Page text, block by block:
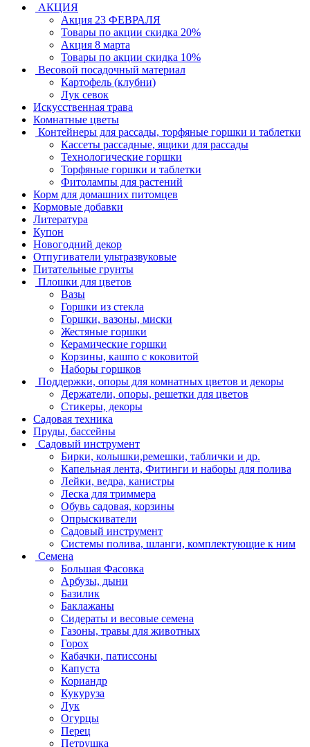
АКЦИЯ
Акция 23 ФЕВРАЛЯ
Товары по акции скидка 20%
Акция 8 марта
Товары по акции скидка 10%
Весовой посадочный материал
Картофель (клубни)
Лук севок
Искусственная трава
Комнатные цветы
Контейнеры для рассады, торфяные горшки и таблетки
Кассеты рассадные, ящики для рассады
Технологические горшки
Торфяные горшки и таблетки
Фитолампы для растений
Корм для домашних питомцев
Кормовые добавки
Литература
Купон
Новогодний декор
Отпугиватели ультразвуковые
Питательные грунты
Плошки для цветов
Вазы
Горшки из стекла
Горшки, вазоны, миски
Жестяные горшки
Керамические горшки
Корзины, кашпо с коковитой
Наборы горшков
Поддержки, опоры для комнатных цветов и декоры
Держатели, опоры, решетки для цветов
Стикеры, декоры
Садовая техника
Пруды, бассейны
Садовый инструмент
Бирки, колышки,ремешки, таблички и др.
Капельная лента, Фитинги и наборы для полива
Лейки, ведра, канистры
Леска для триммера
Обувь садовая, корзины
Опрыскиватели
Садовый инструмент
Системы полива, шланги, комплектующие к ним
Семена
Большая Фасовка
Арбузы, дыни
Базилик
Баклажаны
Сидераты и весовые семена
Газоны, травы для животных
Горох
Кабачки, патиссоны
Капуста
Кориандр
Кукуруза
Лук
Огурцы
Перец
Петрушка